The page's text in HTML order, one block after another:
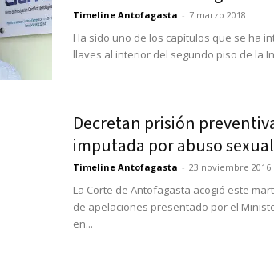
Timeline Antofagasta - 7 marzo 2018
Ha sido uno de los capítulos que se ha
llaves al interior del segundo piso de la
Decretan prisión
imputada por abuso
Timeline Antofagasta - 23 noviembre 2016
La Corte de Antofagasta acogió este
de apelaciones presentado por el
en...